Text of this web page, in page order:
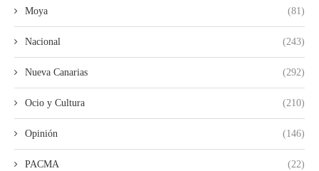
Moya (81)
Nacional (243)
Nueva Canarias (292)
Ocio y Cultura (210)
Opinión (146)
PACMA (22)